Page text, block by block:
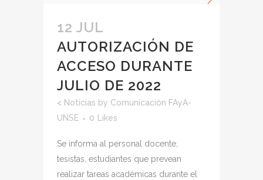
12 JUL
AUTORIZACIÓN DE
ACCESO DURANTE
JULIO DE 2022
< Noticias by Comunicación FAyA-
UNSE
0 Likes
Se informa al personal docente,
tesistas, estudiantes que prevean
realizar tareas académicas durante el